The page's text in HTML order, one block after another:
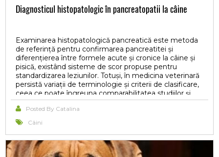
Diagnosticul histopatologic în pancreatopatii la câine
Examinarea histopatologică pancreatică este metoda
de referință pentru confirmarea pancreatitei și
diferențierea între formele acute și cronice la câine și
pisică, existând sisteme de scor propuse pentru
standardizarea leziunilor. Totuși, în medicina veterinară
persistă variații de terminologie și criterii de clasificare,
ceea ce poate îngreuna comparabilitatea studiilor și
interpretarea clinică. Distincția acut-cronic se bazează
pe leziuni recente (edem, inflamație neutrofilică,
necroză) versus remodelare permanentă (fibroză,
(acut pe fond cronic). Histopatologia nu este un
„standard de aur” perfect, deoarece leziunile pot fi
subclinice și/sau focale, iar eșantionarea limitată poate
Posted By Catalina
Câini